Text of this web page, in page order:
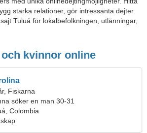
starka relationer, gör intressanta dejter.
Tuluá för lokalbefolkningen, utlänningar,
och kvinnor online
Fiskarna
söker en man 30-31
Colombia